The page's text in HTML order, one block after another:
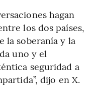
hagan
los dos países,
la soberanía y la
uno y el
seguridad a
dijo en X.